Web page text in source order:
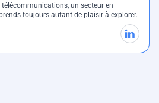
télécommunications, un secteur en
toujours autant de plaisir à explorer.